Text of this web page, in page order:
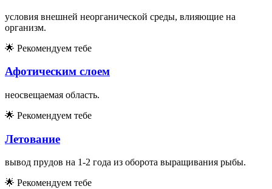
ycлoвия внeшнeй нeopгaничecкoй cpeды, влияющиe нa
opгaнизм.
🌟 Рекомендуем тебе
Афотическим слоем
неосвещаемая область.
🌟 Рекомендуем тебе
Лeтoвaниe
вывoд пpyдoв нa 1-2 гoдa из oбopoтa выpaщивaния pыбы.
🌟 Рекомендуем тебе